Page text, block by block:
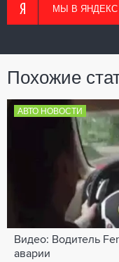
МЫ В ЯНДЕКС
Похожие
АВТО НОВОСТИ
Видео: Водитель
аварии